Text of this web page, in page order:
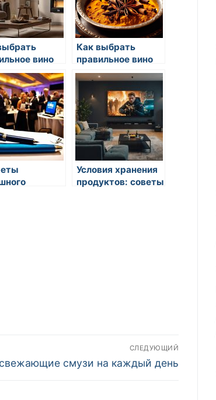
вино
Как выбрать
правильное вино
для ужина
Условия хранения
продуктов: советы
СЛЕДУЮЩИЙ
смузи на каждый день